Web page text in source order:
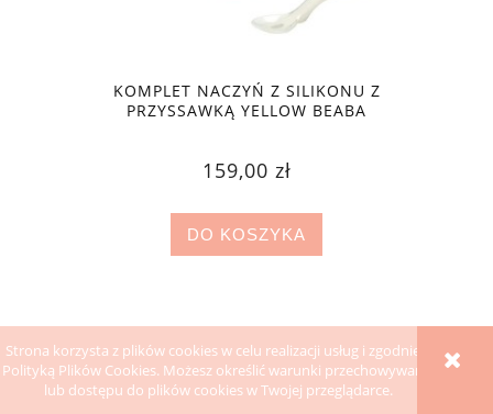
Strona korzysta z plików cookies w celu realizacji usług i zgodnie z
Polityką Plików Cookies. Możesz określić warunki przechowywania
lub dostępu do plików cookies w Twojej przeglądarce.
KOMPLET NACZYŃ Z SILIKONU Z
PRZYSSAWKĄ YELLOW BEABA
159,00 zł
DO KOSZYKA